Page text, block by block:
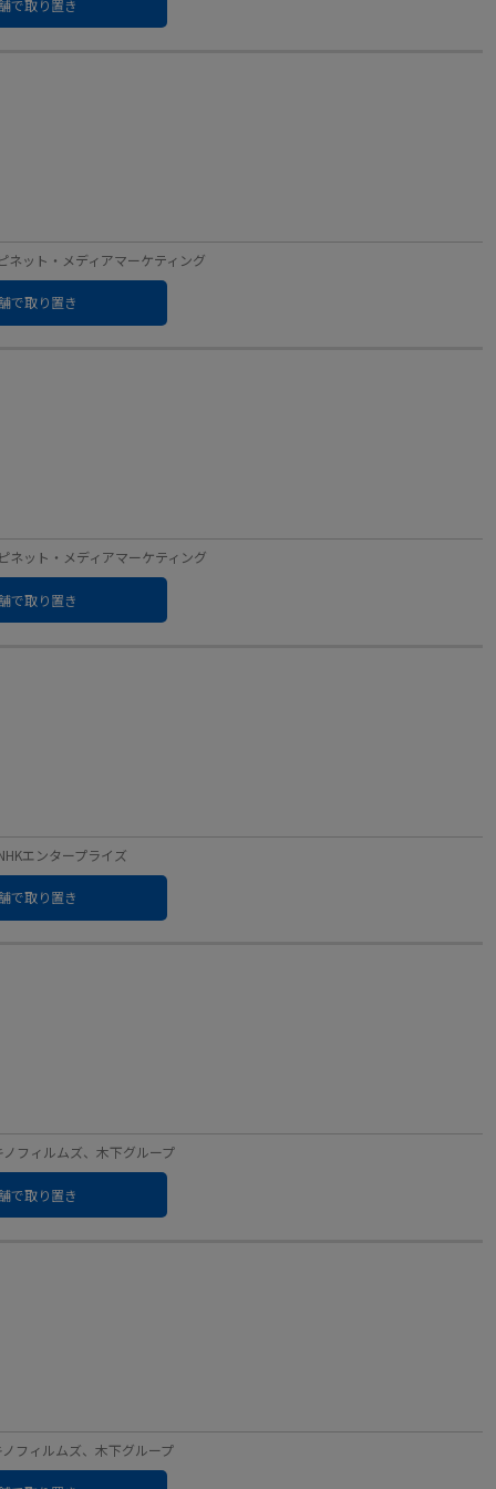
で取り置き
ット・メディアマーケティング
で取り置き
ット・メディアマーケティング
で取り置き
エンタープライズ
で取り置き
フィルムズ、木下グループ
で取り置き
フィルムズ、木下グループ